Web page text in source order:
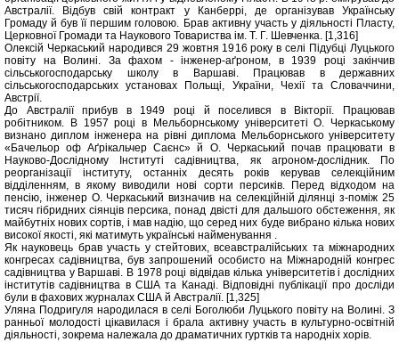
Австралії. Відбув свій контракт у Канберрі, де організував Українську
Громаду й був її першим головою. Брав активну участь у діяльності Пласту,
Церковної Громади та Наукового Товариства ім. Т. Г. Шевченка. [1,316]
Олексій Черкаський народився 29 жовтня 1916 року в селі Підубці Луцького
повіту на Волині. За фахом - інженер-аґроном, в 1939 році закінчив
сільськогосподарську школу в Варшаві. Працював в державних
сільськогосподарських установах Польщі, України, Чехії та Словаччини,
Австрії.
До Австралії прибув в 1949 році й поселився в Вікторії. Працював
робітником. В 1957 році в Мельборнському університеті О. Черкаському
визнано диплом інженера на рівні диплома Мельборнського університету
«Бачельор оф Аґрікальчер Саєнс» й О. Черкаський почав працювати в
Науково-Дослідному Інституті садівництва, як агроном-дослідник. По
реорганізації інституту, останніх десять років керував селекційним
відділенням, в якому виводили нові сорти персиків. Перед відходом на
пенсію, інженер О. Черкаський визначив на селекційній ділянці з-поміж 25
тисяч гібридних сіянців персика, понад двісті для дальшого обстеження, як
майбутніх нових сортів, і мав надію, що серед них буде вибрано кілька нових
високої якості, які матимуть українські найменування .
Як науковець брав участь у стейтових, всеавстралійських та міжнародних
конгресах садівництва, був запрошений особисто на Міжнародній конгрес
садівництва у Варшаві. В 1978 році відвідав кілька університетів і дослідних
інститутів садівництва в США та Канаді. Відповідні публікації про досліди
були в фахових журналах США й Австралії. [1,325]
Уляна Подригуля народилася в селі Боголюби Луцького повіту на Волині. З
ранньої молодості цікавилася і брала активну участь в культурно-освітній
діяльності, зокрема належала до драматичних гуртків та народніх хорів.